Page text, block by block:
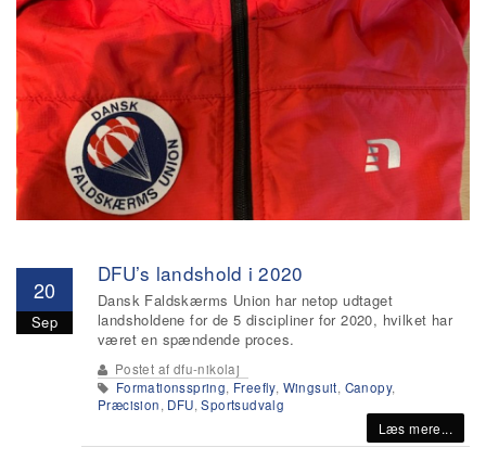
20
Sep
DFU’s landshold i 2020
Dansk Faldskærms Union har netop udtaget
landsholdene for de 5 discipliner for 2020, hvilket har
været en spændende proces.
Postet af dfu-nikolaj
Formationsspring, Freefly, Wingsuit, Canopy,
Præcision, DFU,Sportsudvalg
Læs mere...